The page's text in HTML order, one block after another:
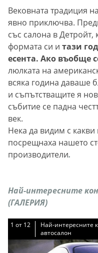
Вековната традиция
явно приключва.
със салона в
формата си и тази
есента. Ако въобще
люлката на
всяка година даваше
и съпътстващите я
събитие се падна
век.
Нека да видим с
посрещнаха нашето
производители.
Най-интересните
(ГАЛЕРИЯ)
1 от 12
Най-интересните
автосалон
1 от 12
Най-интересните
автосалон
1 от 12
Най-интересните
автосалон
1 от 12
Най-интересните
автосалон
1 от 12
Най-интересните
автосалон
1 от 12
Най-интересните
автосалон
1 от 12
Най-интересните
автосалон
1 от 12
Най-интересните
автосалон
1 от 12
Най-интересните
автосалон
1 от 12
Най-интересните
автосалон
1 от 12
Най-интересните
автосалон
1 от 12
Най-интересните
автосалон